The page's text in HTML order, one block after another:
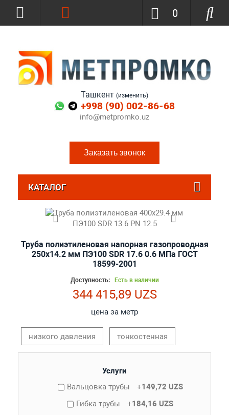
Ташкент (изменить)
+998 (90) 002-86-68
info@metpromko.uz
Заказать звонок
0
КАТАЛОГ
Труба полиэтиленовая напорная газопроводная
250х14.2 мм ПЭ100 SDR 17.6 0.6 МПа ГОСТ
18599-2001
Доступность: Есть в наличии
344 415,89 UZS
цена за метр
низкого давления тонкостенная
Услуги
Вальцовка трубы
+149,72 UZS
Гибка трубы
+184,16 UZS